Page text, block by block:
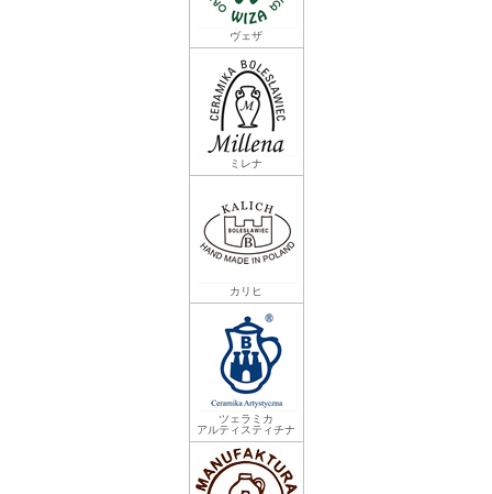
ヴェザ
ミレナ
カリヒ
ツェラミカ
アルティスティチナ